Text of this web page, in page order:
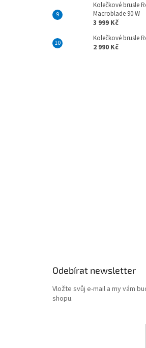
Kolečkové brusle
Macroblade 90 W
3 999 Kč
Kolečkové brusle
2 990 Kč
Odebírat newsletter
Vložte svůj e-mail a my vám
shopu.